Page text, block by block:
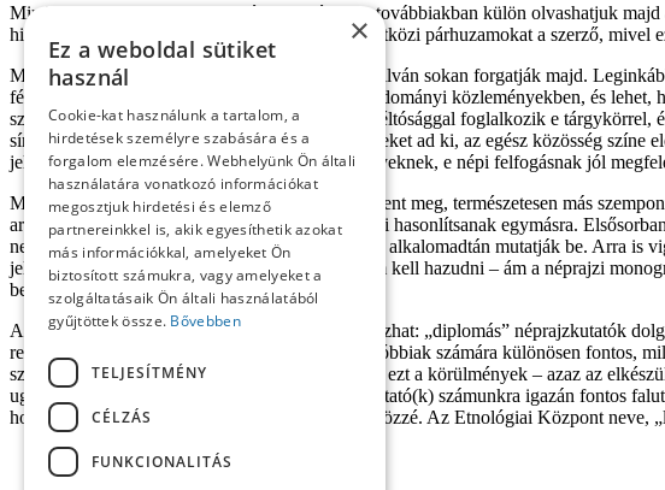
Minthogy a kötetben csak egy témakör fért el, a továbbiakban külön olvashatjuk
hiedelmekhez vagy szokásokhoz nem hoz nemzetközi párhuzamokat a szerző, mivel
Mivel e kiváló szemle élvezetes olvasmány is, nyilván sokan forgatják majd.
fényképgalériáját is. Ez újítás a magyar néprajztudományi közleményekben, és
személyi adatos azonosítást.) Ám Juhász Ilona méltósággal foglalkozik e tárgykörrel,
sírkövön is. A család is reprezentál: gyászjelentéseket ad ki, az egész közösség
jelzői a régi meg új mentális környezetnek. E tényeknek, e népi felfogásnak jól
Minthogy a könyv a „monográfia”-sorozatban jelent meg, természetesen más
arra, hogy a komáromi monográfia-sorozat kötetei hasonlítsanak egymásra.
nehezen előkereshető jóval korábbi adatokat csak alkalomadtán mutatják be. Arra is
jelenségek bemutatásakor nem kell szépíteni, nem kell hazudni – ám a néprajzi
bemutatja a falu aktuális életét.
Ami a sorozat egészét illeti, két forrásból táplálkozhat: „diplomás” néprajzkutatók
rendelkező „önkéntes” gyűjtők munkáiból. Ez utóbbiak számára különösen fontos,
szerencsés példa volt. Még azt is igényelnénk (ha ezt a körülmények – azaz az
ugyan ezt meg lehet szervezni!), hogy szlovák kutató(k) számunkra igazán fontos
hozzáférhető, eddig nem közölt anyagát tegyük közzé. Az Etnológiai Központ neve,
×
Ez a weboldal sütiket
használ
Cookie-kat használunk a tartalom, a
hirdetések személyre szabására és a
forgalom elemzésére. Webhelyünk Ön általi
használatára vonatkozó információkat
megosztjuk hirdetési és elemző
partnereinkkel is, akik egyesíthetik azokat
más információkkal, amelyeket Ön
biztosított számukra, vagy amelyeket a
szolgáltatásaik Ön általi használatából
gyűjtöttek össze. Bővebben
TELJESÍTMÉNY
CÉLZÁS
FUNKCIONALITÁS